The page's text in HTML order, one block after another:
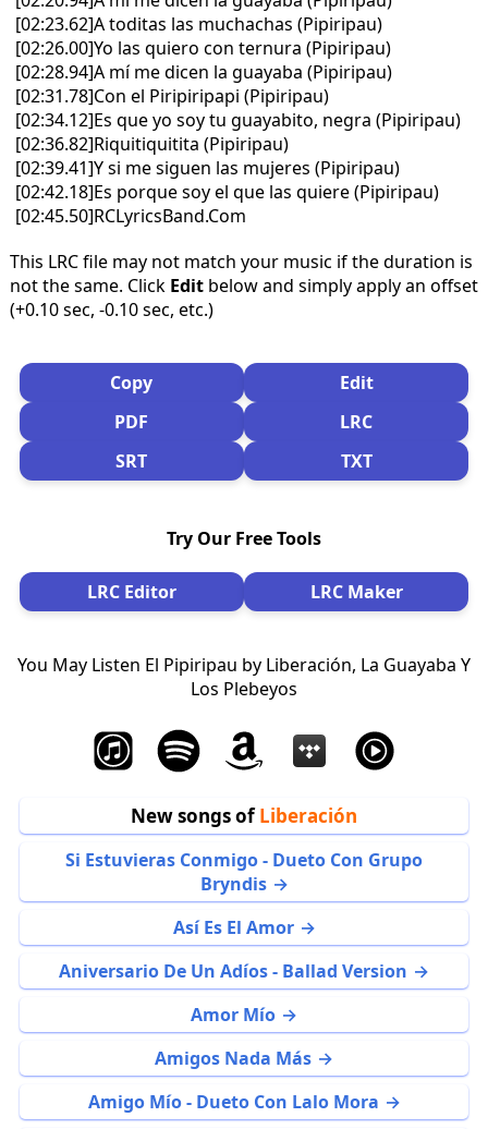
[02:23.62]A toditas las muchachas (Pipiripau)
[02:26.00]Yo las quiero con ternura (Pipiripau)
[02:28.94]A mí me dicen la guayaba (Pipiripau)
[02:31.78]Con el Piripiripapi (Pipiripau)
[02:34.12]Es que yo soy tu guayabito, negra (Pipiripau)
[02:36.82]Riquitiquitita (Pipiripau)
[02:39.41]Y si me siguen las mujeres (Pipiripau)
[02:42.18]Es porque soy el que las quiere (Pipiripau)
[02:45.50]RCLyricsBand.Com
This LRC file may not match your music if the duration is
not the same. Click Editbelow and simply apply an offset
(+0.10 sec, -0.10 sec, etc.)
Copy
Edit
PDF
LRC
SRT
TXT
Try Our Free Tools
LRC Editor LRC Maker
You May Listen El Pipiripau by Liberación, La Guayaba Y
Los Plebeyos
New songs ofLiberación
Si Estuvieras Conmigo - Dueto Con Grupo
Bryndis
Así Es El Amor
Aniversario De Un Adíos - Ballad Version
Amor Mío
Amigos Nada Más
Amigo Mío - Dueto Con Lalo Mora